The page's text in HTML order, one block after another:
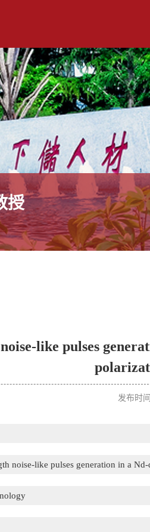
授
like pulses
发布时
noise-like pulses generation in a